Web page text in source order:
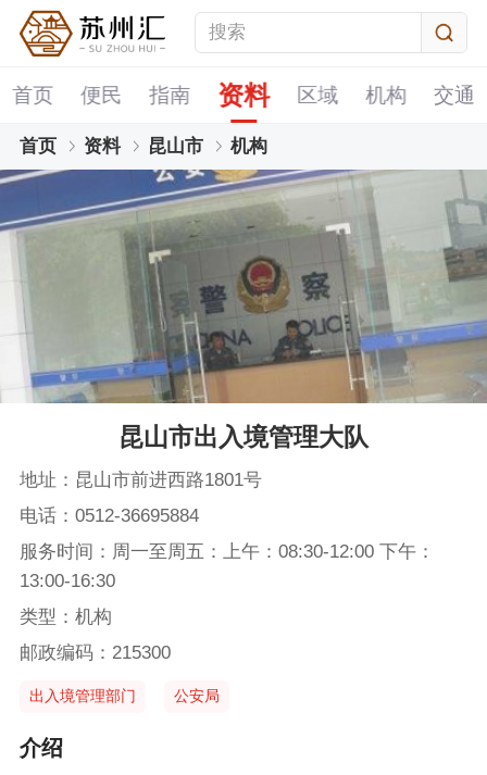
首页 便民 指南 资料 区域 机构 交通
首页 资料 昆山市 机构
昆山市出入境管理大队
地址：昆山市前进西路1801号
电话：0512-36695884
服务时间：周一至周五：上午：08:30-12:00 下午：
13:00-16:30
类型：机构
邮政编码：215300
出入境管理部门 公安局
介绍